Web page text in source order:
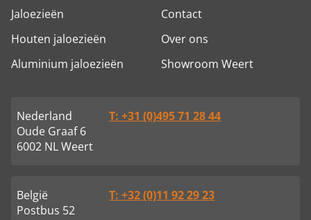
Jaloezieën
Houten jaloezieën
Aluminium jaloezieën
Contact
Over ons
Showroom Weert
Nederland
Oude Graaf 6
6002 NL Weert
T: +31 (0)495 71 28 44
België
Postbus 52
T: +32 (0)11 92 29 23